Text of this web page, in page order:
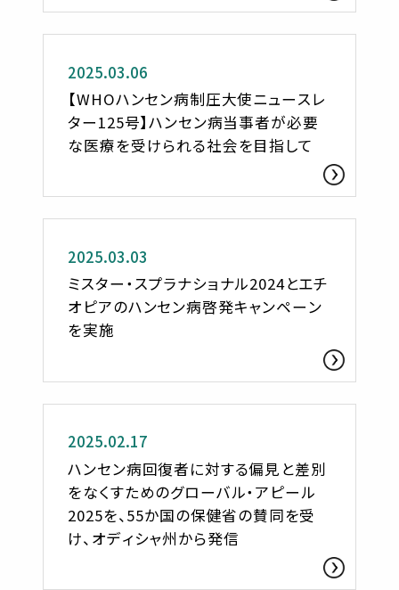
2025.03.06
【WHOハンセン病制圧大使ニュースレ
ター125号】ハンセン病当事者が必要
な医療を受けられる社会を目指して
活動レポート
2025.03.03
ミスター・スプラナショナル2024とエチ
オピアのハンセン病啓発キャンペーン
を実施
お知らせ
2025.02.17
ハンセン病回復者に対する偏見と差別
をなくすためのグローバル・アピール
2025を、55か国の保健省の賛同を受
け、オディシャ州から発信